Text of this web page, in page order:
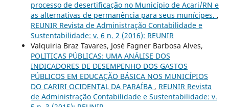
processo de desertificação no Município de Acari/RN e
as alternativas de permanência para seus munícipes. ,
REUNIR Revista de Administração Contabilidade e
Sustentabilidade: v. 6 n. 2 (2016): REUNIR
Valquiria Braz Tavares, José Fagner Barbosa Alves,
POLITICAS PÚBLICAS: UMA ANÁLISE DOS
INDICADORES DE DESEMPENHO DOS GASTOS
PÚBLICOS EM EDUCAÇÃO BÁSICA NOS MUNICÍPIOS
DO CARIRI OCIDENTAL DA PARAÍBA , REUNIR Revista
de Administração Contabilidade e Sustentabilidade: v.